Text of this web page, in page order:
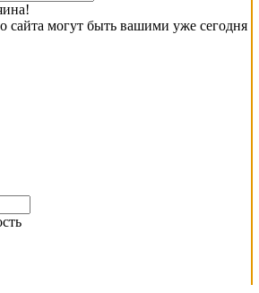
сайта могут быть вашими уже сегодня